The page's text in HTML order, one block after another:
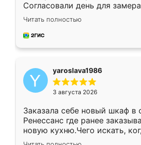
Согласовали день для
недели кухня была уже
довольны работой. Спасибо
мебель за качественную
Читать полностью
yaroslava1986
3 августа 2026
Заказала себе новый шкаф в
Ренессанс где ранее
новую кухню.Чего искать,
вполне довольна. Служит